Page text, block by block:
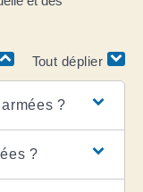
Tout déplier
?
?